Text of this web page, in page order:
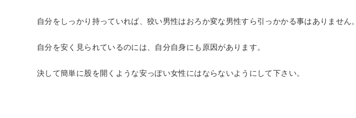
自分をしっかり持っていれば、狡い男性はおろか変な男性すら引っかかる事はありません。
自分を安く見られているのには、自分自身にも原因があります。
決して簡単に股を開くような安っぽい女性にはならないようにして下さい。